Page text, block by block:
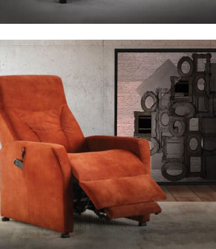
MODÈLE 4307
Fauteuil Relax Tissu Bleu